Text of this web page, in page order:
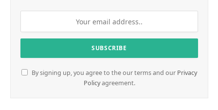
By signing up, you agree to the our terms and our Privacy
Policyagreement.